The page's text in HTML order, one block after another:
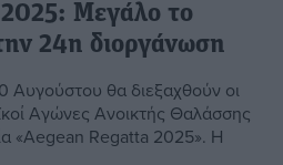
Μεγάλο το
24η διοργάνωση
Αυγούστου θα διεξαχθούν οι
Αγώνες Ανοικτής Θαλάσσης
«Aegean Regatta 2025». Η